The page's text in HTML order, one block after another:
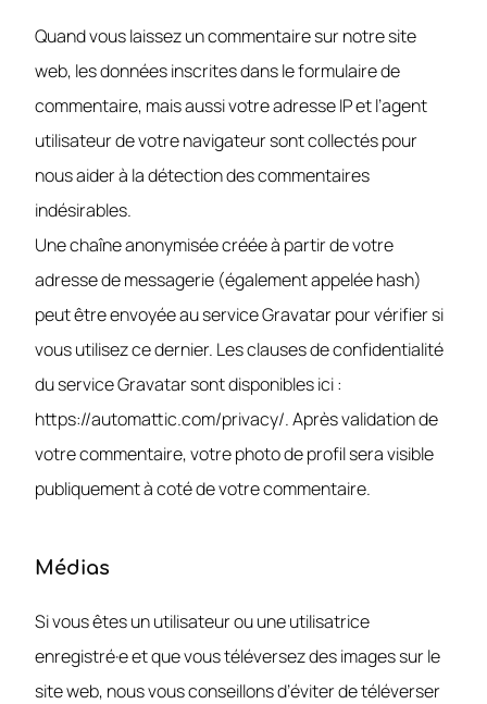
Quand vous laissez un commentaire sur notre site
web, les données inscrites dans le formulaire de
commentaire, mais aussi votre adresse IP et l’agent
utilisateur de votre navigateur sont collectés pour
nous aider à la détection des commentaires
indésirables.
Une chaîne anonymisée créée à partir de votre
adresse de messagerie (également appelée hash)
peut être envoyée au service Gravatar pour vérifier si
vous utilisez ce dernier. Les clauses de confidentialité
du service Gravatar sont disponibles ici :
https://automattic.com/privacy/. Après validation de
votre commentaire, votre photo de profil sera visible
publiquement à coté de votre commentaire.
Médias
Si vous êtes un utilisateur ou une utilisatrice
enregistré·e et que vous téléversez des images sur le
site web, nous vous conseillons d’éviter de téléverser